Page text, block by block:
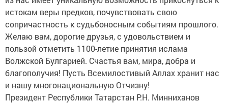
истокам веры предков, почувствовать свою
сопричастность к судьбоносным событиям прошлого.
Желаю вам, дорогие друзья, с удовольствием и
пользой отметить 1100-летие принятия ислама
Волжской Булгарией. Счастья вам, мира, добра и
благополучия! Пусть Всемилостивый Аллах хранит нас
и нашу многонациональную Отчизну!
Президент Республики Татарстан Р.Н. Минниханов